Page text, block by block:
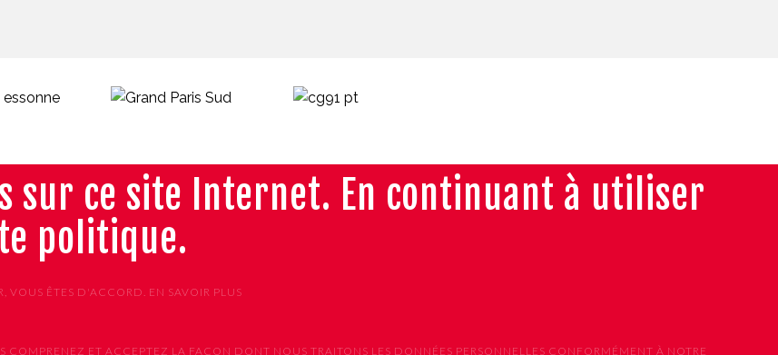
sur ce site Internet. En continuant à utiliser
politique.
VOUS ÊTES D'ACCORD. EN SAVOIR PLUS
COMPRENEZ ET ACCEPTEZ LA FAÇON DONT NOUS TRAITONS LES DONNÉES PERSONNELLES CONFORMÉMENT À NOTRE